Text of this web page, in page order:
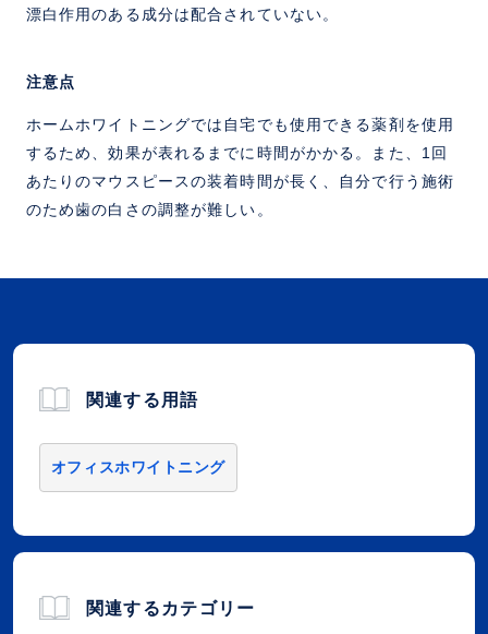
漂白作用のある成分は配合されていない。
注意点
ホームホワイトニングでは自宅でも使用できる薬剤を使用
するため、効果が表れるまでに時間がかかる。また、1回
あたりのマウスピースの装着時間が長く、自分で行う施術
のため歯の白さの調整が難しい。
関連する用語
オフィスホワイトニング
関連するカテゴリー